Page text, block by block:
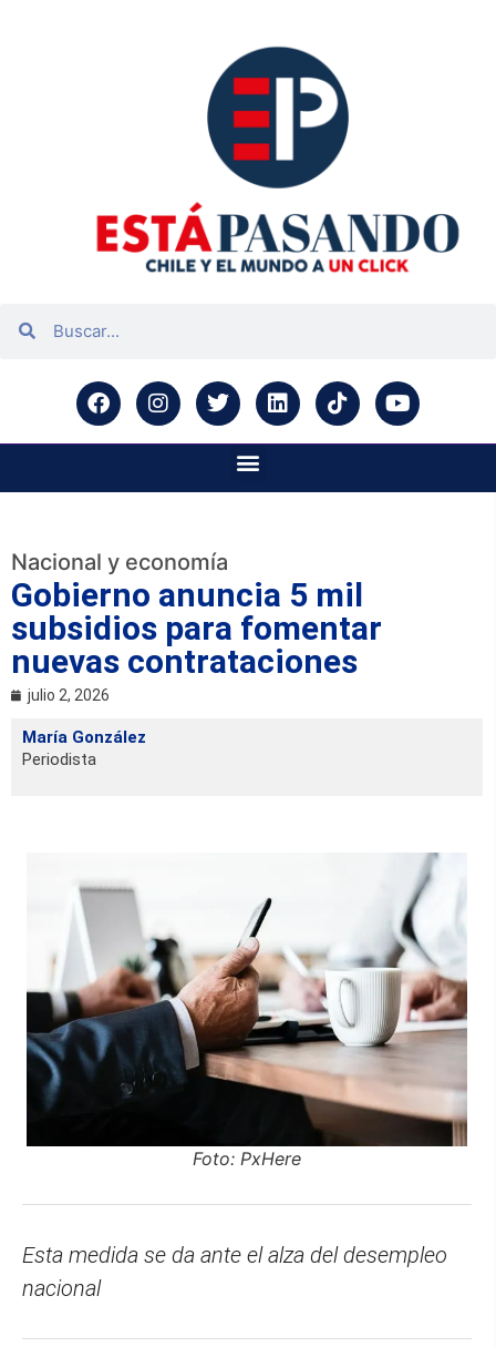
Nacional y economía
Gobierno anuncia 5 mil
subsidios para fomentar
nuevas contrataciones
julio 2, 2026
María González
Periodista
Foto: PxHere
Esta medida se da ante el alza del desempleo
nacional